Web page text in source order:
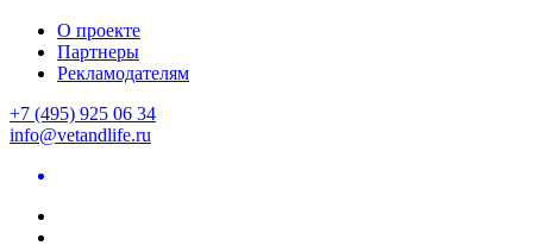
О проекте
Партнеры
Рекламодателям
+7 (495) 925 06 34
info@vetandlife.ru